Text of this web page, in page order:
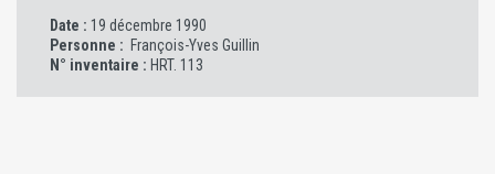
Date : 19 décembre 1990
Personne : François-Yves Guillin
N° inventaire : HRT. 113